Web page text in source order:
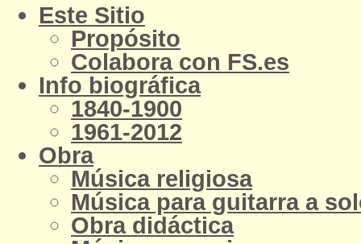
Este Sitio
Propósito
Colabora con FS.es
Info biográfica
1840-1900
1961-2012
Obra
Música religiosa
Música para guitarra a
Obra didáctica